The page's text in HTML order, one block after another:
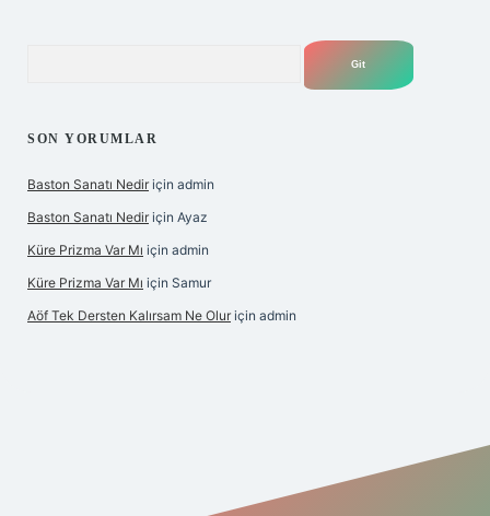
SON YORUMLAR
Baston Sanatı Nedir için admin
Baston Sanatı Nedir için Ayaz
Küre Prizma Var Mı için admin
Küre Prizma Var Mı için Samur
Aöf Tek Dersten Kalırsam Ne Olur için admin